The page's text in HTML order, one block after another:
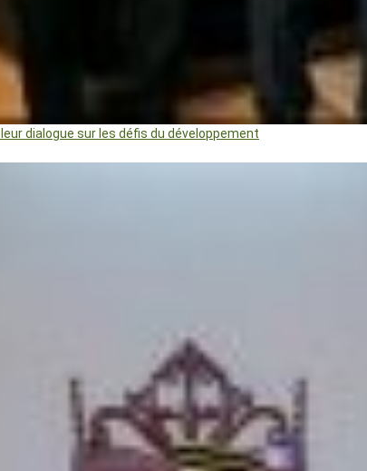
dialogue sur les défis du développement